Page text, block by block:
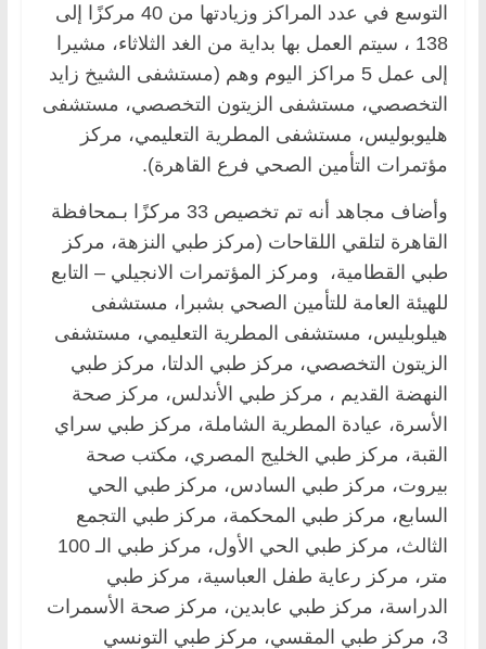
التوسع في عدد المراكز وزيادتها من 40 مركزًا إلى
138 ، سيتم العمل بها بداية من الغد الثلاثاء، مشيرا
إلى عمل 5 مراكز اليوم وهم (مستشفى الشيخ زايد
التخصصي، مستشفى الزيتون التخصصي، مستشفى
هليوبوليس، مستشفى المطرية التعليمي، مركز
مؤتمرات التأمين الصحي فرع القاهرة).
وأضاف مجاهد أنه تم تخصيص 33 مركزًا بـمحافظة
القاهرة لتلقي اللقاحات (مركز طبي النزهة، مركز
طبي القطامية، ومركز المؤتمرات الانجيلي – التابع
للهيئة العامة للتأمين الصحي بشبرا، مستشفى
هيلوبليس، مستشفى المطرية التعليمي، مستشفى
الزيتون التخصصي، مركز طبي الدلتا، مركز طبي
النهضة القديم ، مركز طبي الأندلس، مركز صحة
الأسرة، عيادة المطرية الشاملة، مركز طبي سراي
القبة، مركز طبي الخليج المصري، مكتب صحة
بيروت، مركز طبي السادس، مركز طبي الحي
السابع، مركز طبي المحكمة، مركز طبي التجمع
الثالث، مركز طبي الحي الأول، مركز طبي الـ 100
متر، مركز رعاية طفل العباسية، مركز طبي
الدراسة، مركز طبي عابدين، مركز صحة الأسمرات
3، مركز طبي المقسي، مركز طبي التونسي